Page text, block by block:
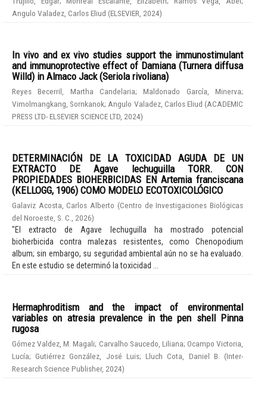
Angulo Valadez, Carlos Eliud (ELSEVIER 2024)
In vivo and ex vivo studies support the immunostimulant
and immunoprotective effect of Damiana (Turnera diffusa
Willd) in Almaco Jack (Seriola rivoliana)
Reyes Becerril, Martha Candelaria;Maldonado García, Minerva;
Vimolmangkang, Sornkanok; Angulo Valadez, Carlos Eliud (ACADEMIC
PRESS LTD- ELSEVIER SCIENCE LTD 2024)
DETERMINACIÓN DE LA TOXICIDAD AGUDA DE UN
EXTRACTO DE Agave lechuguilla TORR. CON
PROPIEDADES BIOHERBICIDAS EN Artemia franciscana
(KELLOGG, 1906) COMO MODELO ECOTOXICOLÓGICO
Galaviz Acosta, Carlos Alberto (Centro de Investigaciones Biológicas
del Noroeste, S. C.
2026)
"El extracto de Agave lechuguilla ha mostrado potencial
bioherbicida contra malezas resistentes, como Chenopodium
album; sin embargo, su seguridad ambiental aún no se ha evaluado.
En este estudio se determinó la toxicidad ...
Hermaphroditism and the impact of environmental
variables on atresia prevalence in the pen shell Pinna
rugosa
Gómez Valdez, M. Magali; Carvalho Saucedo, Liliana; Ocampo Victoria,
Lucía;Gutiérrez González, José Luis;Lluch Cota, Daniel B. (Inter-
Research Science Publisher, 2024)